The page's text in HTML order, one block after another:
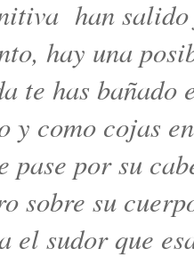
han
hay una
te has bañado
y como cojas
pase por su
sobre su
el sudor que